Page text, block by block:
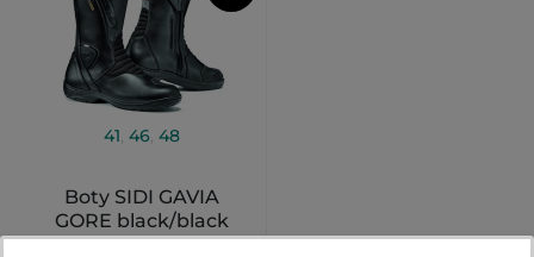
41, 46, 48
Boty SIDI GAVIA
GORE black/black